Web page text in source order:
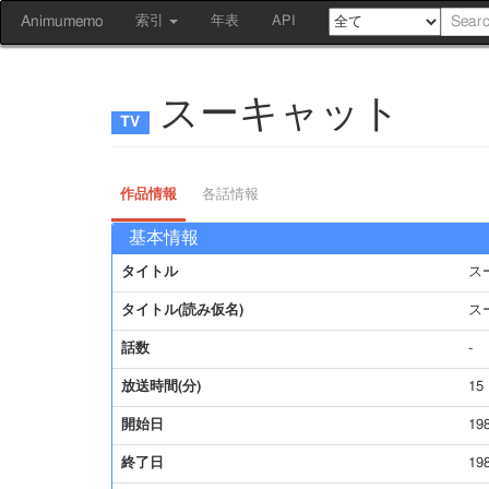
Animumemo 索引 年表 API
スーキャット
作品情報 各話情報
基本情報
タイトル ス
タイトル(読み仮名) ス
話数 -
放送時間(分) 15
開始日
終了日